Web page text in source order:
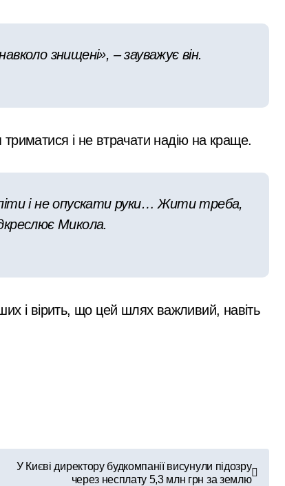
знищені», – зауважує він.
і не втрачати надію на краще.
і не опускати руки… Жити треба,
Микола.
і вірить, що цей шлях важливий, навіть
У Києві директору будкомпанії висунули підозру
через несплату 5,3 млн грн за землю